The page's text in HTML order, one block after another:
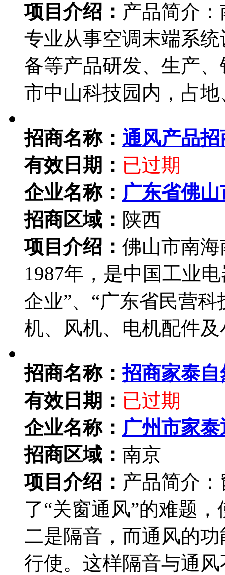
项目介绍： 产品简介
专业从事空调末端系
备等产品研发、生产
市中山科技园内，占
招商名称： 通风产品招
有效日期： 已过期
企业名称： 广东省佛
招商区域： 陕西
项目介绍： 佛山市南
1987年，是中国工业
企业”、“广东省民营
机、风机、电机配件
招商名称：招商家泰
有效日期： 已过期
企业名称： 广州市家
招商区域： 南京
项目介绍： 产品简介
了“关窗通风”的难题
二是隔音，而通风的
行使。这样隔音与通